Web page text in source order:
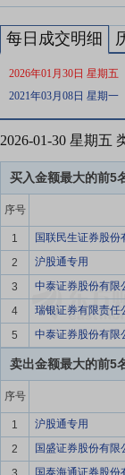
每日成交明细
2026年01月30日 星期五
2021年03月08日 星期一
2026-01-30 星期五
买入金额最大的前5
序号
1
国联民生证券股份
2
沪股通专用
3
中泰证券股份有限
4
瑞银证券有限责任
5
中泰证券股份有限
卖出金额最大的前5
序号
1
沪股通专用
2
国盛证券股份有限
国泰海通证券股份